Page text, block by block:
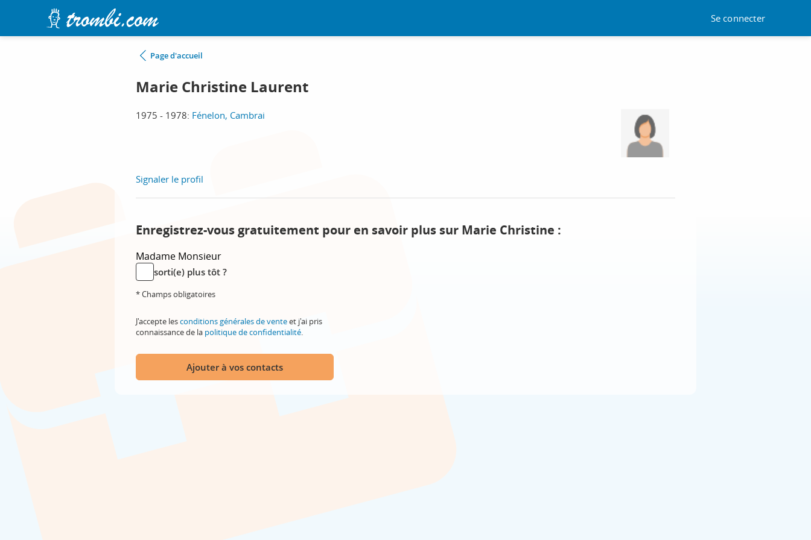
Se connecter
Page d'accueil
Marie Christine Laurent
1975 - 1978: Fénelon, Cambrai
Signaler le profil
Enregistrez-vous gratuitement pour en savoir plus sur Marie Christine :
Madame Monsieur
sorti(e) plus tôt ?
* Champs obligatoires
J'accepte lesconditions générales de venteet j'ai pris
connaissance de la politique de confidentialité.
Ajouter à vos contacts